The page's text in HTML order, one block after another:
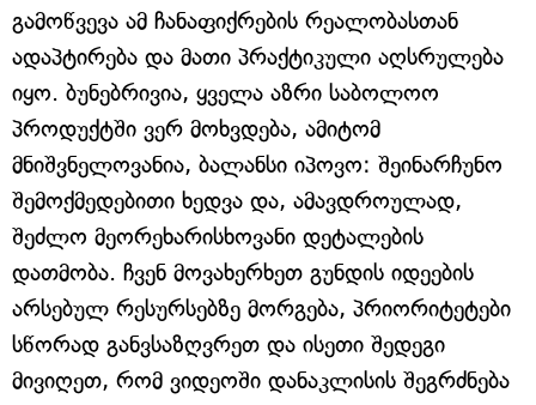
გამოწვევა ამ ჩანაფიქრების რეალობასთან
ადაპტირება და მათი პრაქტიკული აღსრულება
იყო. ბუნებრივია, ყველა აზრი საბოლოო
პროდუქტში ვერ მოხვდება, ამიტომ
მნიშვნელოვანია, ბალანსი იპოვო: შეინარჩუნო
შემოქმედებითი ხედვა და, ამავდროულად,
შეძლო მეორეხარისხოვანი დეტალების
დათმობა. ჩვენ მოვახერხეთ გუნდის იდეების
არსებულ რესურსებზე მორგება, პრიორიტეტები
სწორად განვსაზღვრეთ და ისეთი შედეგი
მივიღეთ, რომ ვიდეოში დანაკლისის შეგრძნება